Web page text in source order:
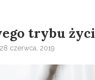
trybu
28 czerwca, 2019